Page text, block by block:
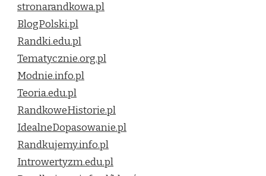
stronarandkowa.pl
BlogPolski.pl
Randki.edu.pl
Tematycznie.org.pl
Modnie.info.pl
Teoria.edu.pl
RandkoweHistorie.pl
IdealneDopasowanie.pl
Randkujemy.info.pl
Introwertyzm.edu.pl